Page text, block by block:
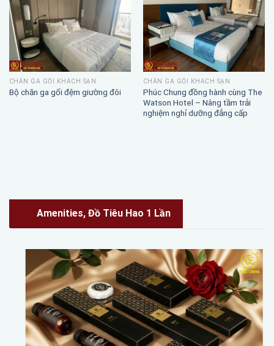
CHĂN GA GỐI KHÁCH SẠN
Bộ chăn ga gối đệm giường đôi
CHĂN GA GỐI KHÁCH SẠN
Phúc Chung đồng hành cùng The
Watson Hotel – Nâng tầm trải
nghiệm nghỉ dưỡng đẳng cấp
Amenities, Đồ Tiêu Hao 1 Lần